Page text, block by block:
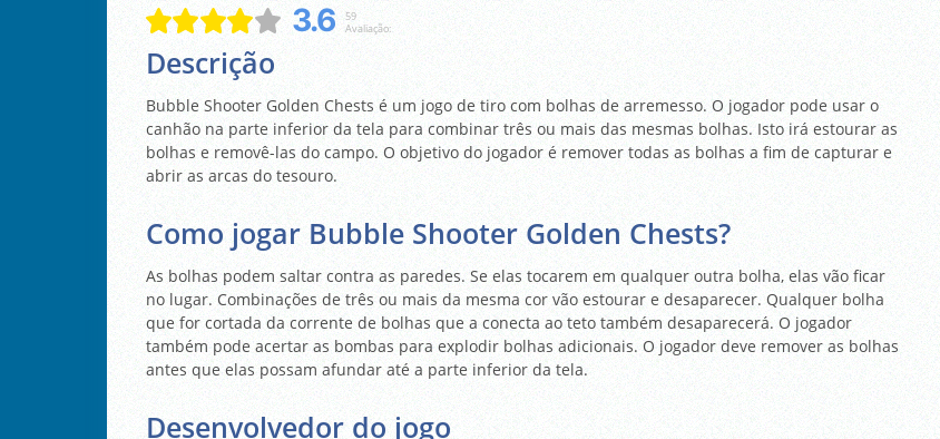
3.6
59
Avaliação:
Descrição
Bubble Shooter Golden Chests é um jogo de tiro com bolhas de arremesso. O jogador pode usar o
canhão na parte inferior da tela para combinar três ou mais das mesmas bolhas. Isto irá estourar as
bolhas e removê-las do campo. O objetivo do jogador é remover todas as bolhas a fim de capturar e
abrir as arcas do tesouro.
Como jogar Bubble Shooter Golden Chests?
As bolhas podem saltar contra as paredes. Se elas tocarem em qualquer outra bolha, elas vão ficar
no lugar. Combinações de três ou mais da mesma cor vão estourar e desaparecer. Qualquer bolha
que for cortada da corrente de bolhas que a conecta ao teto também desaparecerá. O jogador
também pode acertar as bombas para explodir bolhas adicionais. O jogador deve remover as bolhas
antes que elas possam afundar até a parte inferior da tela.
Desenvolvedor do jogo